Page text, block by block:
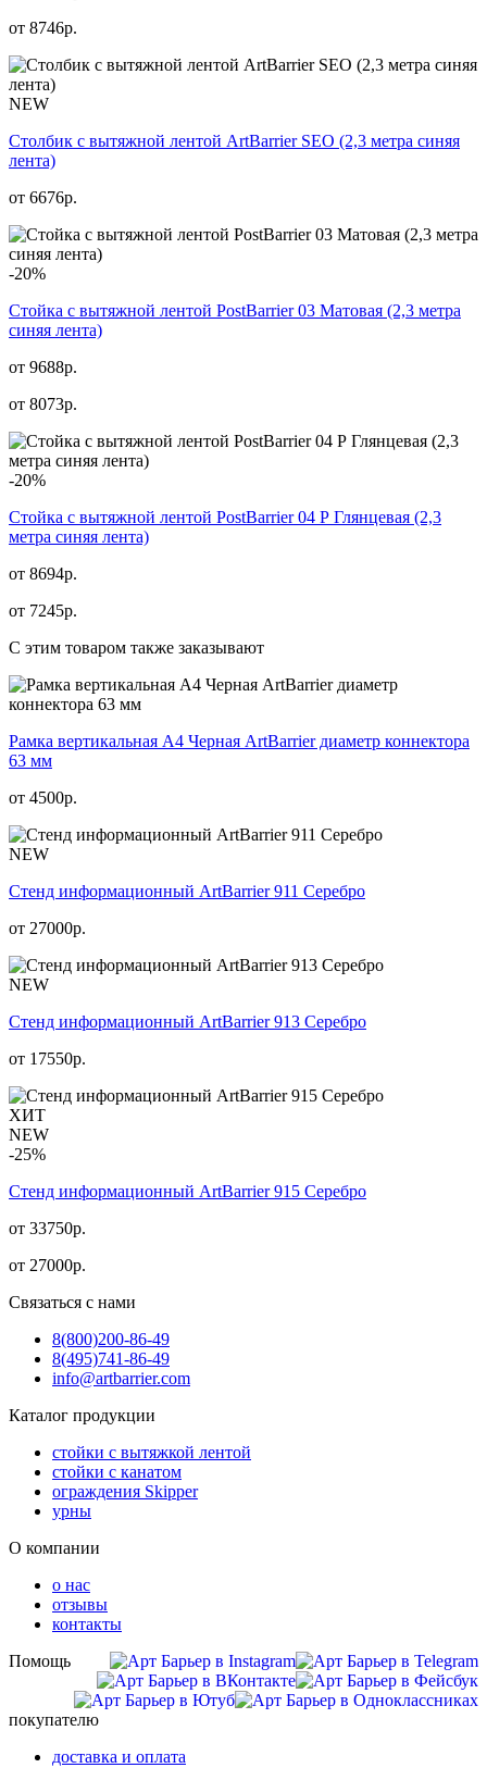
от 8746р.
NEW
Столбик с вытяжной лентой ArtBarrier SEO (2,3 метра синяя
лента)
от 6676р.
-20%
Стойка с вытяжной лентой PostBarrier 03 Матовая (2,3 метра
синяя лента)
от 9688р.
от 8073р.
-20%
Стойка с вытяжной лентой PostBarrier 04 Р Глянцевая (2,3
метра синяя лента)
от 8694р.
от 7245р.
С этим товаром также заказывают
Рамка вертикальная А4 Черная ArtBarrier диаметр коннектора
63 мм
от 4500р.
NEW
Стенд информационный АrtBarrier 911 Серебро
от 27000р.
NEW
Стенд информационный АrtBarrier 913 Серебро
от 17550р.
ХИТ
NEW
-25%
Стенд информационный АrtBarrier 915 Серебро
от 33750р.
от 27000р.
Связаться с нами
8(800)200-86-49
8(495)741-86-49
info@artbarrier.com
Каталог продукции
стойки с вытяжкой лентой
стойки с канатом
ограждения Skipper
урны
О компании
о нас
отзывы
контакты
Помощь
покупателю
доставка и оплата